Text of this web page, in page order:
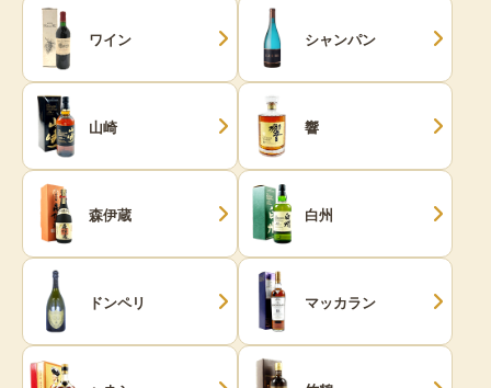
ワイン シャンパン
山崎 響
森伊蔵 白州
ドンペリ マッカラン